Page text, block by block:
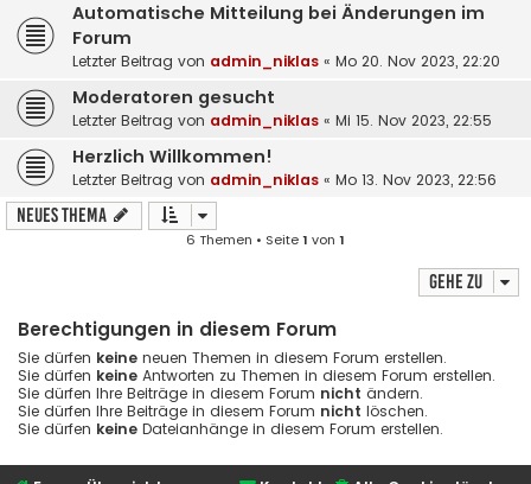
Automatische Mitteilung bei Änderungen im
Forum
Letzter Beitrag von admin_niklas « Mo 20. Nov 2023, 22:20
Moderatoren gesucht
Letzter Beitrag von admin_niklas « Mi 15. Nov 2023, 22:55
Herzlich Willkommen!
Letzter Beitrag von admin_niklas « Mo 13. Nov 2023, 22:56
Neues Thema
6 Themen • Seite1 von 1
Gehe zu
Berechtigungen in diesem Forum
Sie dürfen keine neuen Themen in diesem Forum erstellen.
Sie dürfen keine Antworten zu Themen in diesem Forum erstellen.
Sie dürfen Ihre Beiträge in diesem Forum nicht ändern.
Sie dürfen Ihre Beiträge in diesem Forum nicht löschen.
Sie dürfen keine Dateianhänge in diesem Forum erstellen.